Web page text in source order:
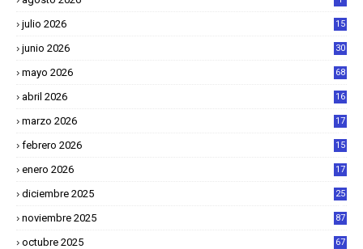
julio 2026 15
junio 2026 30
mayo 2026 68
abril 2026
16
marzo 2026
17
febrero 2026
15
enero 2026
17
diciembre 2025
25
noviembre 2025 87
octubre 2025 67